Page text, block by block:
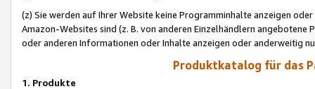
(z) Sie werden auf Ihrer Website keine Programminhalte anzeigen
Amazon-Websites sind (z. B. von anderen Einzelhändlern
oder anderen Informationen oder Inhalte anzeigen oder anderweitig
Produktkatalog für das
1. Produkte